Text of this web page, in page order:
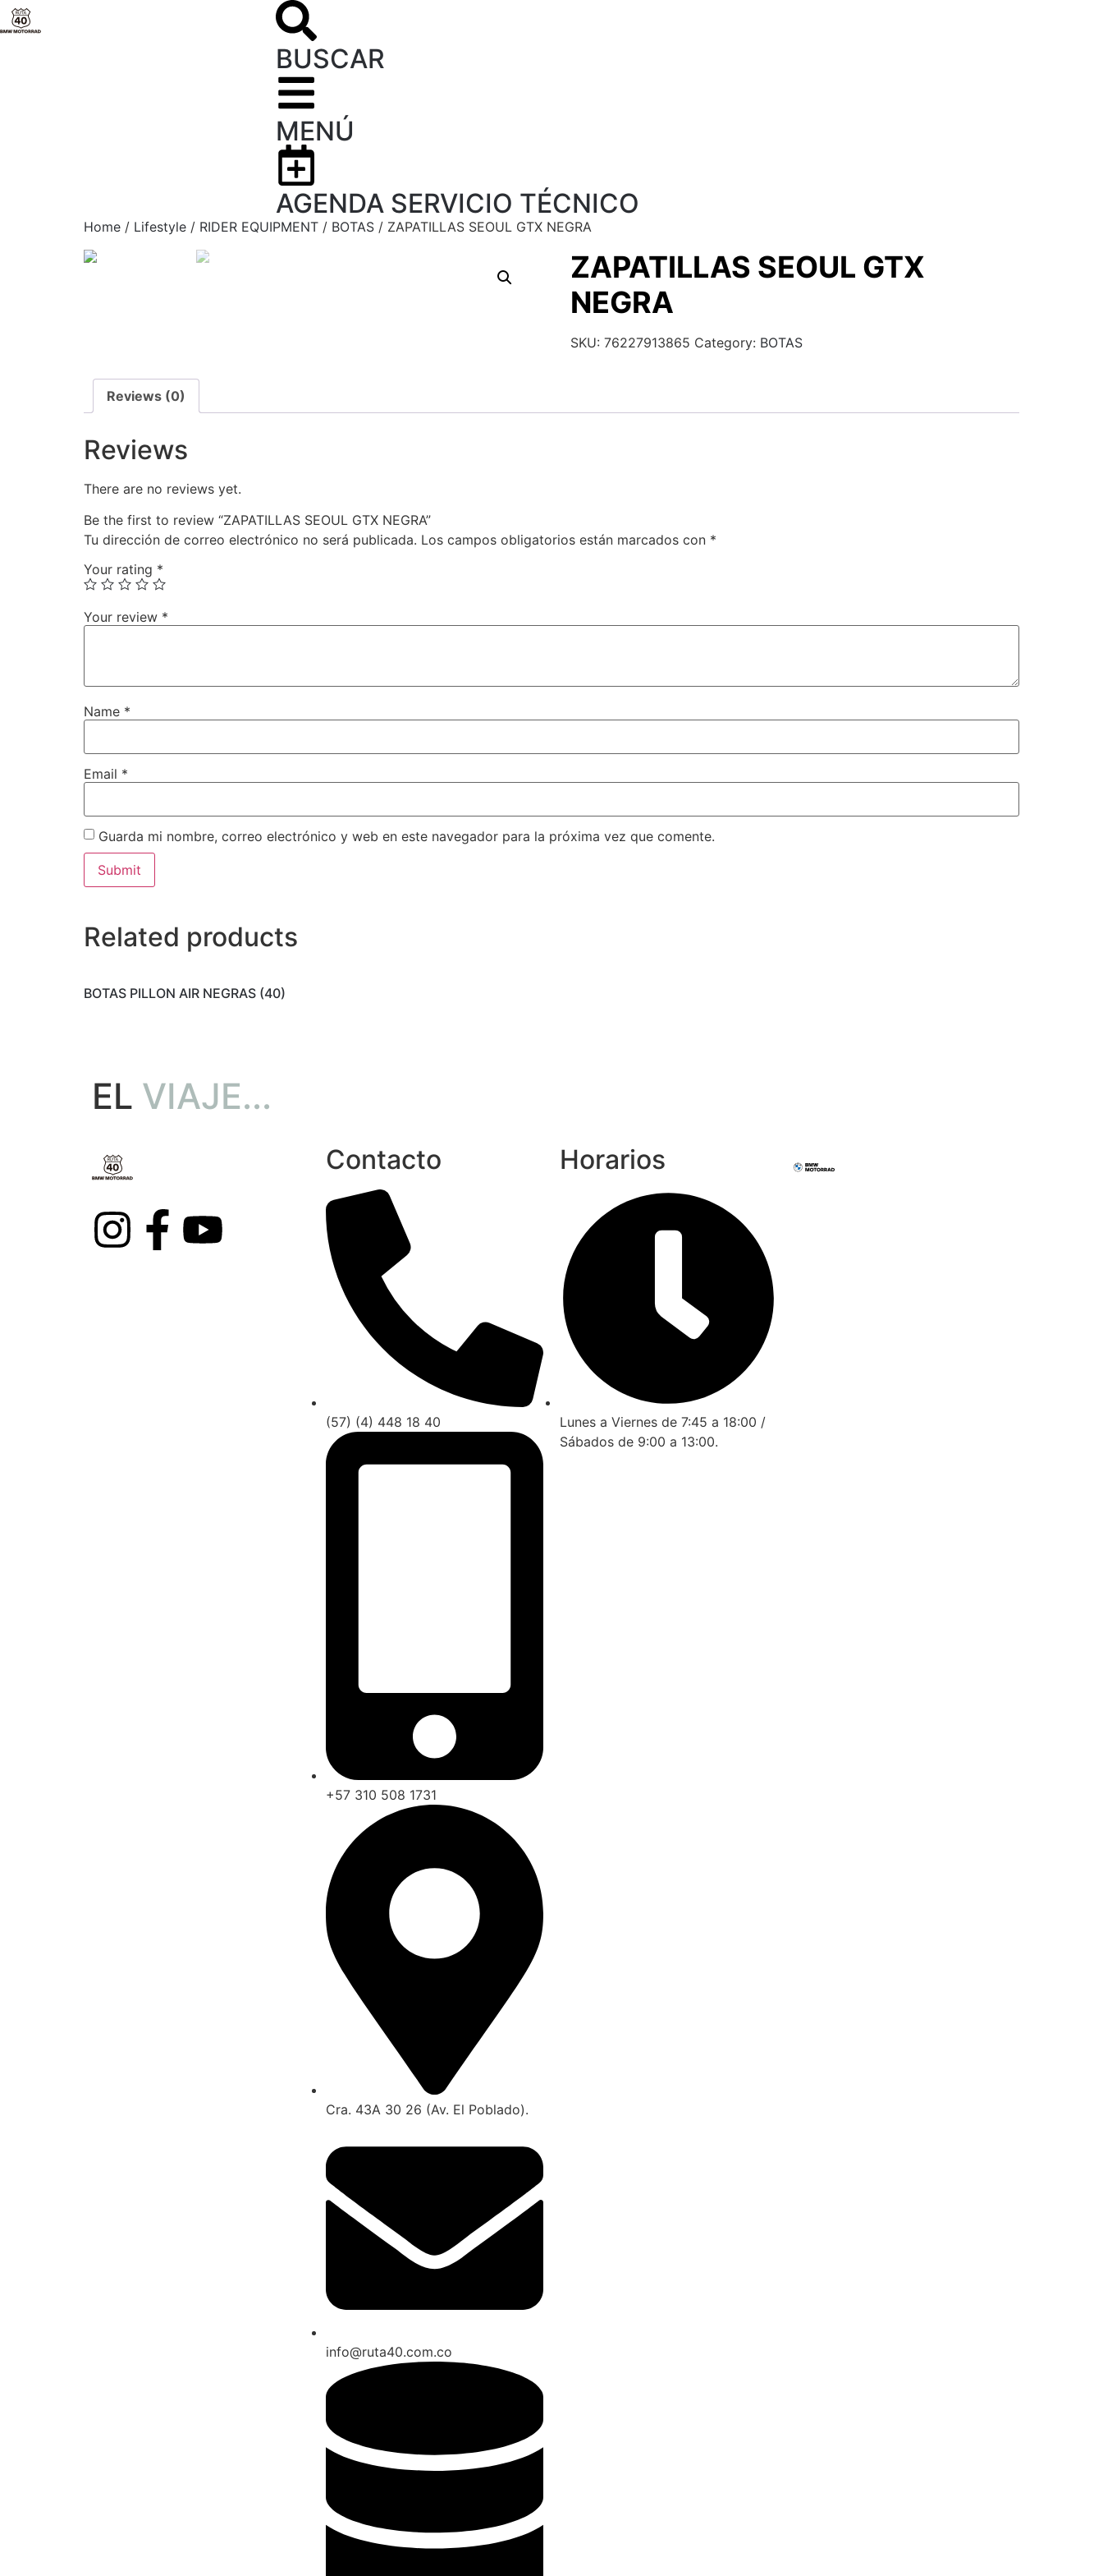
BUSCAR
MENÚ
AGENDA SERVICIO TÉCNICO
Home / Lifestyle / RIDER EQUIPMENT / BOTAS / ZAPATILLAS SEOUL GTX NEGRA
ZAPATILLAS SEOUL GTX
NEGRA
SKU: 76227913865 Category: BOTAS
Reviews (0)
Reviews
There are no reviews yet.
Be the first to review “ZAPATILLAS SEOUL GTX NEGRA”
Tu dirección de correo electrónico no será publicada. Los campos obligatorios están marcados con *
Your rating *
Your review *
Name *
Email *
Guarda mi nombre, correo electrónico y web en este navegador para la próxima vez que comente.
Related products
BOTAS PILLON AIR NEGRAS (40)
EL VIAJE...
Contacto
(57) (4) 448 18 40
+57 310 508 1731
Cra. 43A 30 26 (Av. El Poblado).
info@ruta40.com.co
Horarios
Lunes a Viernes de 7:45 a 18:00 /
Sábados de 9:00 a 13:00.